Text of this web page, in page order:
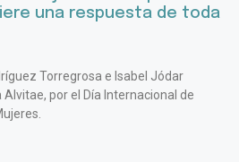
una respuesta de toda
Torregrosa e Isabel Jódar
por el Día Internacional de